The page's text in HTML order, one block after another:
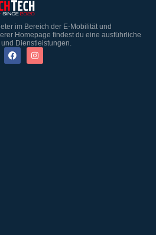
im Bereich der E-Mobilität und
Homepage findest du eine ausführliche
Dienstleistungen.